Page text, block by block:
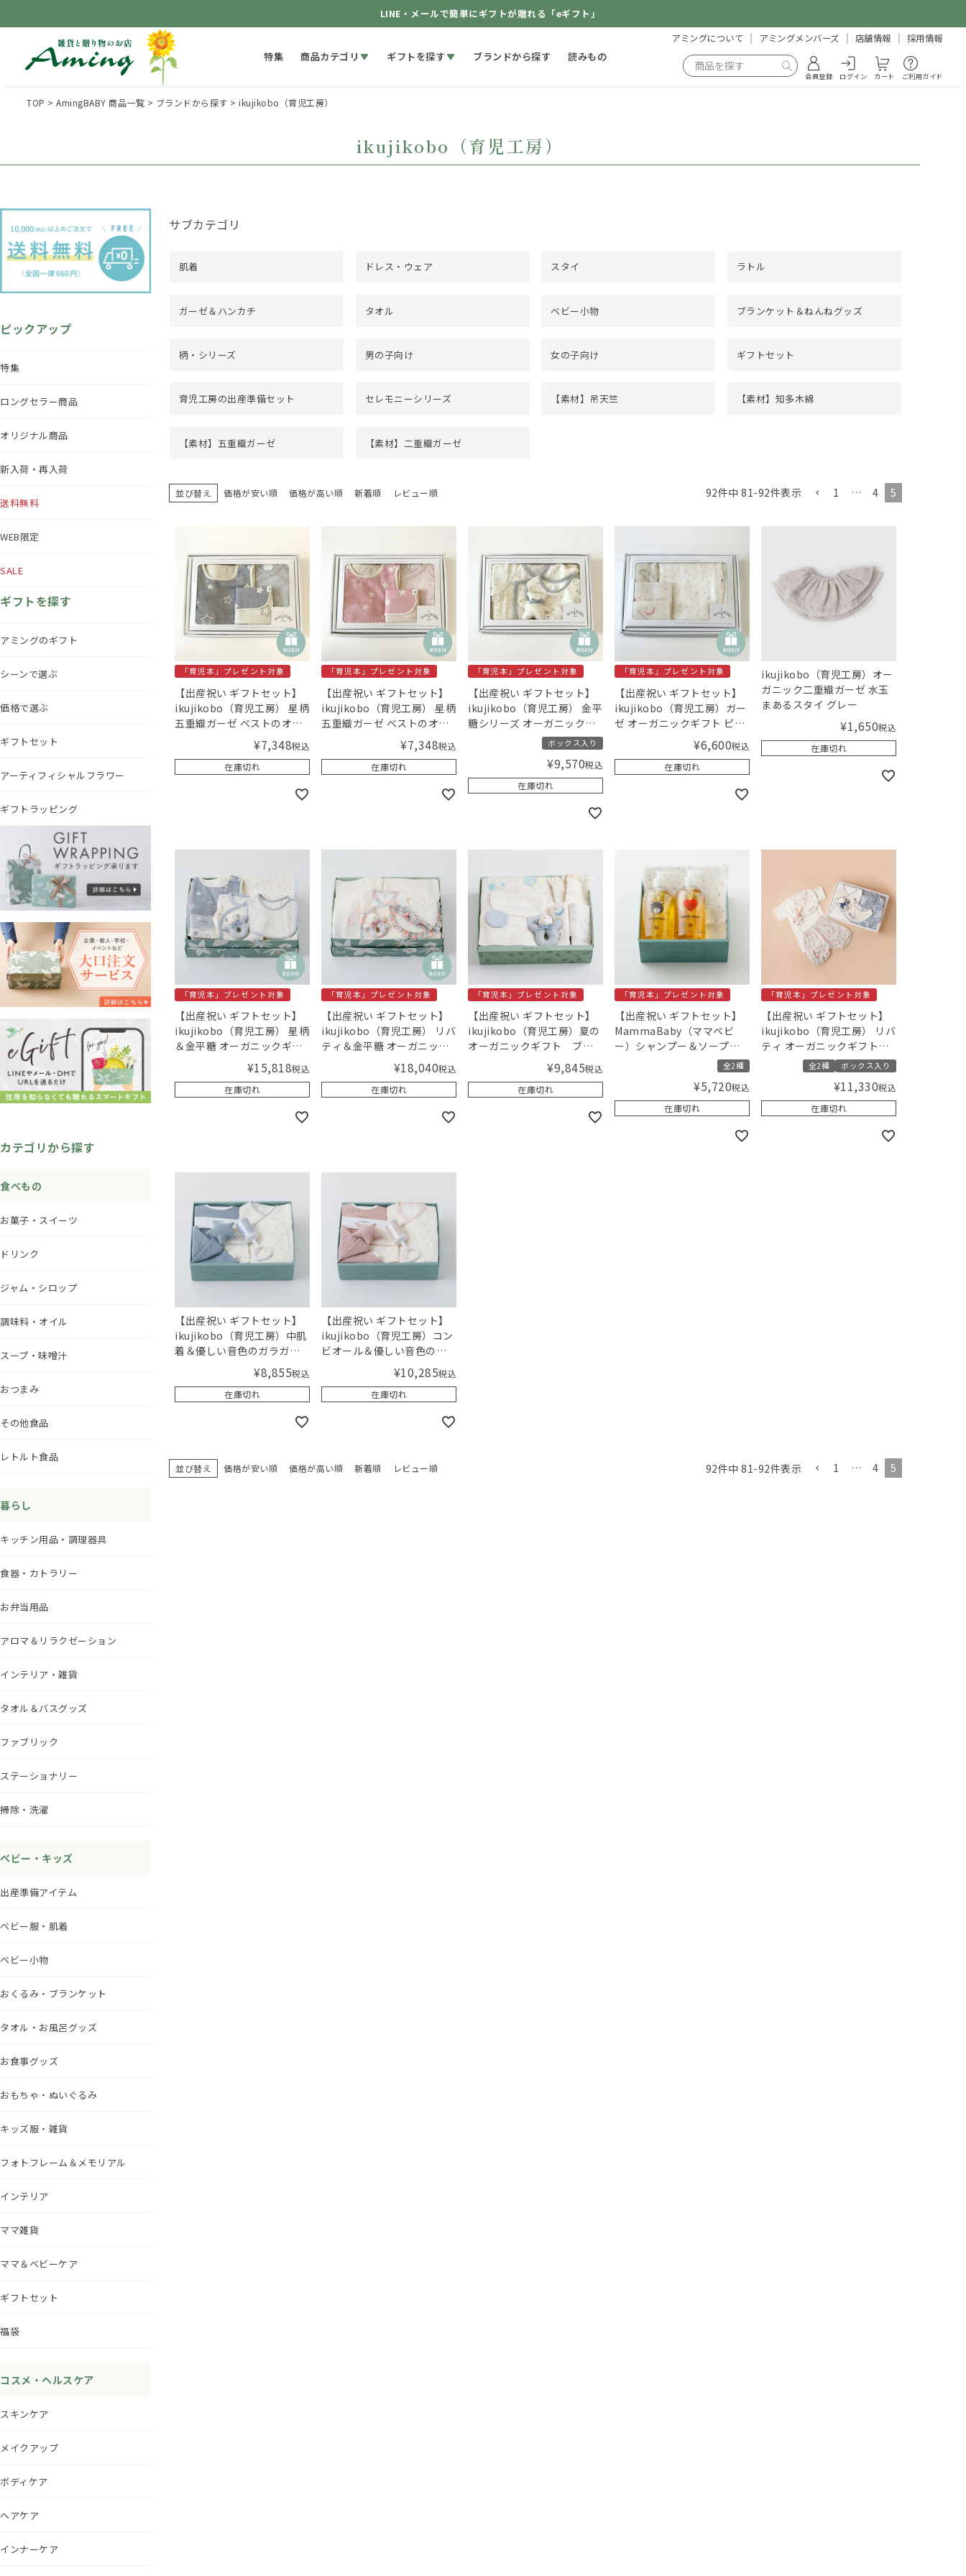
LINE・メールで簡単にギフトが贈れる「eギフト」
特集 商品カテゴリ ギフトを探す ブランドから探す 読みもの
アミングについて アミングメンバーズ 店舗情報 採用情報
会員登録 ログイン カート ご利用ガイド
TOP AmingBABY 商品一覧 ブランドから探す ikujikobo（育児工房）
ikujikobo（育児工房）
ピックアップ
特集
ロングセラー商品
オリジナル商品
新入荷・再入荷
送料無料
WEB限定
SALE
ギフトを探す
アミングのギフト
シーンで選ぶ
価格で選ぶ
ギフトセット
アーティフィシャルフラワー
ギフトラッピング
カテゴリから探す
食べもの
お菓子・スイーツ
ドリンク
ジャム・シロップ
調味料・オイル
スープ・味噌汁
おつまみ
その他食品
レトルト食品
暮らし
キッチン用品・調理器具
食器・カトラリー
お弁当用品
アロマ＆リラクゼーション
インテリア・雑貨
タオル＆バスグッズ
ファブリック
ステーショナリー
掃除・洗濯
ベビー・キッズ
出産準備アイテム
ベビー服・肌着
ベビー小物
おくるみ・ブランケット
タオル・お風呂グッズ
お食事グッズ
おもちゃ・ぬいぐるみ
キッズ服・雑貨
フォトフレーム＆メモリアル
インテリア
ママ雑貨
ママ＆ベビーケア
ギフトセット
福袋
コスメ・ヘルスケア
スキンケア
メイクアップ
ボディケア
ヘアケア
インナーケア
サブカテゴリ
肌着 ドレス・ウェア スタイ ラトル
ガーゼ＆ハンカチ タオル ベビー小物 ブランケット＆ねんねグッズ
柄・シリーズ 男の子向け 女の子向け ギフトセット
育児工房の出産準備セット セレモニーシリーズ 【素材】吊天竺 【素材】知多木綿
【素材】五重織ガーゼ 【素材】二重織ガーゼ
並び替え 価格が安い順 価格が高い順 新着順 レビュー順 92件中 81-92件表示 1 … 4 5
「育児本」プレゼント対象
【出産祝い ギフトセット】
ikujikobo（育児工房） 星柄
五重織ガーゼ ベストのオー
ガニックギフト グレー
（50-70cm）【ギフトボッ
クス入り】／Amingオリジ
¥7,348税込
在庫切れ
「育児本」プレゼント対象
【出産祝い ギフトセット】
ikujikobo（育児工房） 星柄
五重織ガーゼ ベストのオー
ガニックギフト ピンク
（50-70cm）【ギフトボッ
クス入り】／Amingオリジ
¥7,348税込
在庫切れ
「育児本」プレゼント対象
【出産祝い ギフトセット】
ikujikobo（育児工房） 金平
糖シリーズ オーガニックギ
フト ブルー （50-70cm）
【ギフトボックス入り】／
Amingオリジナルセット
ボックス入り
¥9,570税込
在庫切れ
「育児本」プレゼント対象
【出産祝い ギフトセット】
ikujikobo（育児工房）ガー
ゼ オーガニックギフト ピン
ク【ギフトボックス入り】
／Amingオリジナルセット
¥6,600税込
在庫切れ
ikujikobo（育児工房）オー
ガニック二重織ガーゼ 水玉
まあるスタイ グレー
¥1,650税込
在庫切れ
「育児本」プレゼント対象
【出産祝い ギフトセット】
ikujikobo（育児工房） 星柄
＆金平糖 オーガニックギフ
ト ブルー 【ギフトボックス
入り】／Amingオリジナル
¥15,818税込
在庫切れ
「育児本」プレゼント対象
【出産祝い ギフトセット】
ikujikobo（育児工房） リバ
ティ＆金平糖 オーガニック
ギフト ピンク【ギフトボッ
クス入り】／Amingオリジ
ナルセット
¥18,040税込
在庫切れ
「育児本」プレゼント対象
【出産祝い ギフトセット】
ikujikobo（育児工房）夏の
オーガニックギフト ブル
ー【ギフトボックス入り】
／Amingオリジナルセット
¥9,845税込
在庫切れ
「育児本」プレゼント対象
【出産祝い ギフトセット】
MammaBaby（ママベビ
ー）シャンプー＆ソープと
ikujikobo（育児工房）沐浴
布セット 【ギフトボックス
入り】／Amingオリジナル
全2種
¥5,720税込
在庫切れ
「育児本」プレゼント対象
【出産祝い ギフトセット】
ikujikobo（育児工房） リバ
ティ オーガニックギフト／
Amingオリジナルセット
全2種 ボックス入り
¥11,330税込
在庫切れ
【出産祝い ギフトセット】
ikujikobo（育児工房）中肌
着＆優しい音色のガラガラ
セット（ブルー） 【ギフ
トボックス入り】／Aming
オリジナルセット
¥8,855税込
在庫切れ
【出産祝い ギフトセット】
ikujikobo（育児工房）コン
ビオール＆優しい音色のガ
ラガラセット（ピンク）
【ギフトボックス入り】／
Amingオリジナルセット
¥10,285税込
在庫切れ
並び替え 価格が安い順 価格が高い順 新着順 レビュー順 92件中 81-92件表示 1 … 4 5